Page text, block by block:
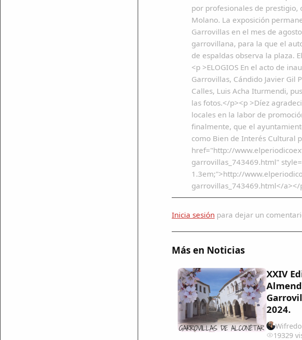
por profesionales de prestigio,
Molano. La exposición
Garrovillas en el mes de
garrovillana, para la que el
de espaldas observa la plaza.
<p >ELOGIOS En el acto de
Garrovillas, Cándido Javier Gil
Calles, Luis Acha Iturmendi,
las fotos.</p><p >Díez
locales en la labor de
finalmente, que el
como Bien de Interés Cultural
href="http://
garrovillas_743469.html"
1.3em;">http://
garrovillas_743469.html</
Inicia sesión para dejar un
Más en Noticias
XXIV
2024.
Wifredo
19329